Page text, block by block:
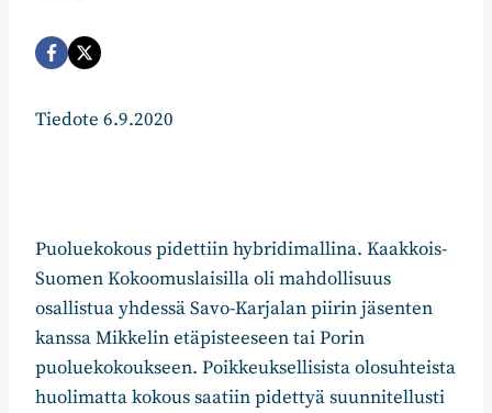
Tiedote 6.9.2020
Puoluekokous pidettiin hybridimallina. Kaakkois-
Suomen Kokoomuslaisilla oli mahdollisuus
osallistua yhdessä Savo-Karjalan piirin jäsenten
kanssa Mikkelin etäpisteeseen tai Porin
puoluekokoukseen. Poikkeuksellisista olosuhteista
huolimatta kokous saatiin pidettyä suunnitellusti